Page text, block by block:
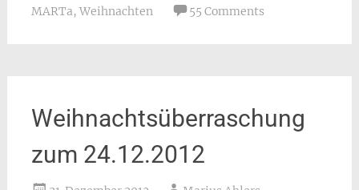
MARTa, Weihnachten 55 Comments
Weihnachtsüberraschung
zum 24.12.2012